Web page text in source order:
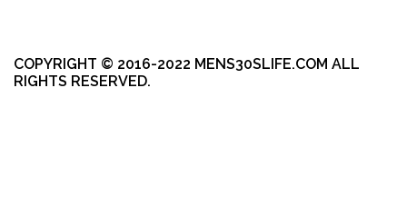
COPYRIGHT © 2016-2022 MENS30SLIFE.COM ALL
RIGHTS RESERVED.